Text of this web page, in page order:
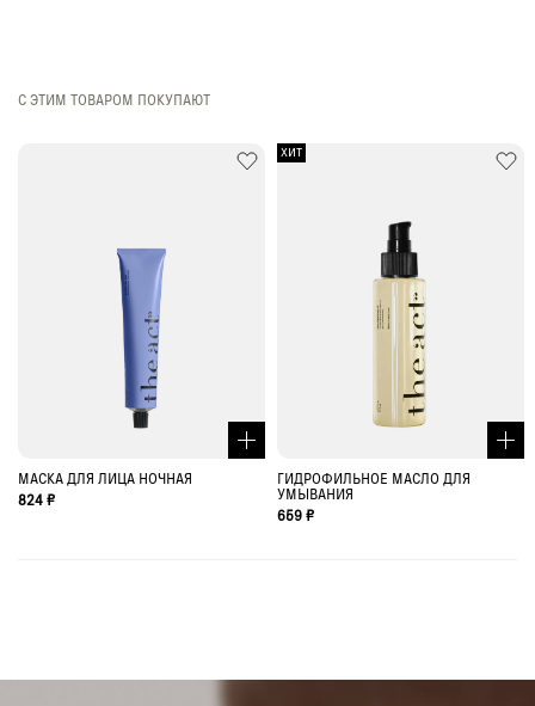
С ЭТИМ ТОВАРОМ ПОКУПАЮТ
МАСКА ДЛЯ ЛИЦА НОЧНАЯ
824 ₽
ХИТ
ГИДРОФИЛЬНОЕ МАСЛО ДЛЯ
УМЫВАНИЯ
659 ₽